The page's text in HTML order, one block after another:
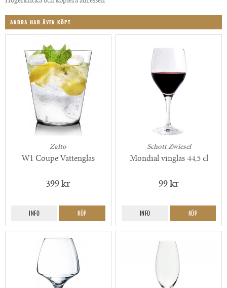
Högerklicka och kopiera adressen
ANDRA HAR ÄVEN KÖPT
Zalto
W1 Coupe Vattenglas
399 kr
INFO KÖP
Schott Zwiesel
Mondial vinglas 44,5 cl
99 kr
INFO KÖP